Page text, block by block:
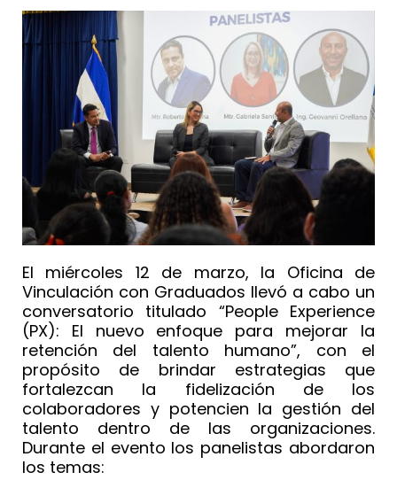
El miércoles 12 de marzo, la Oficina de
Vinculación con Graduados llevó a cabo un
conversatorio titulado “People Experience
(PX): El nuevo enfoque para mejorar la
retención del talento humano”, con el
propósito de brindar estrategias que
fortalezcan la fidelización de los
colaboradores y potencien la gestión del
talento dentro de las organizaciones.
Durante el evento los panelistas abordaron
los temas: